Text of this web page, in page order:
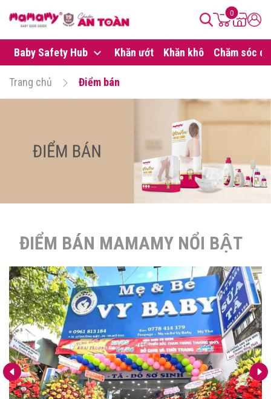
0
Baby Safety Hub Khăn ướt Khăn khô Chăm sóc da
Trang chủ Điểm bán
ĐIỂM BÁN MAMAMY NỔI BẬT